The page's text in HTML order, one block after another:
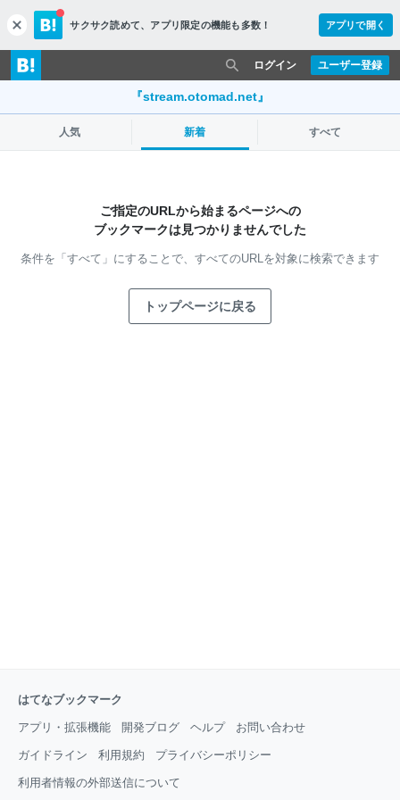
c
l
o
s
サクサク読めて、 アプリ限定の機能も多数！ アプリで開く
ユーザー登録
ログイン
『stream.otomad.net』
人気 新着 すべて
ご指定のURLから始まるページへの
ブックマークは見つかりませんでした
条件を「すべて」にすることで、 すべてのURLを対象に検索できます
トップページに戻る
はてなブックマーク
アプリ・拡張機能 開発ブログ ヘルプ お問い合わせ
ガイドライン 利用規約 プライバシーポリシー
利用者情報の外部送信について